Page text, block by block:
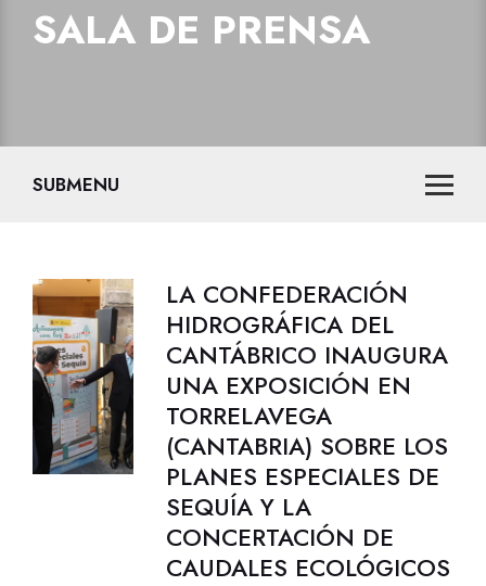
SALA DE PRENSA
SUBMENU
LA CONFEDERACIÓN
HIDROGRÁFICA DEL
CANTÁBRICO INAUGURA
UNA EXPOSICIÓN EN
TORRELAVEGA
(CANTABRIA) SOBRE LOS
PLANES ESPECIALES DE
SEQUÍA Y LA
CONCERTACIÓN DE
CAUDALES ECOLÓGICOS